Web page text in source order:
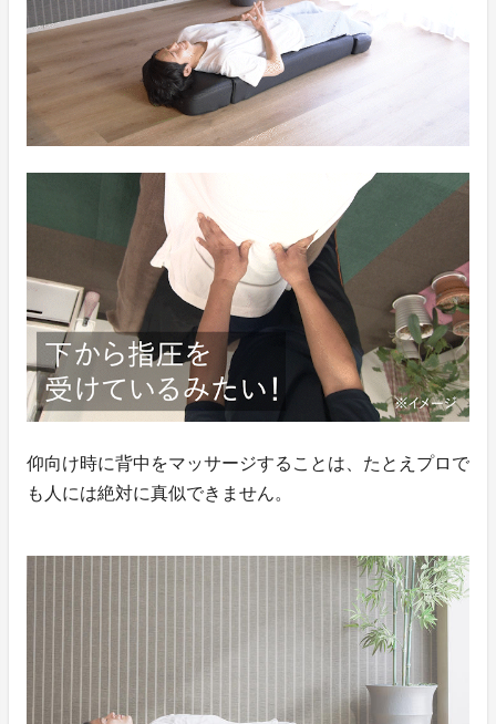
仰向け時に背中をマッサージすることは、たとえプロで
も人には絶対に真似できません。